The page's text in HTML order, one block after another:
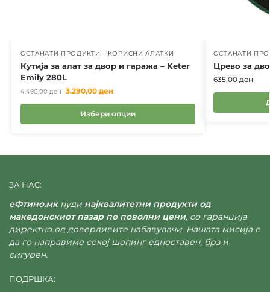
ОСТАНАТИ ПРОДУКТИ - КОРИСНИ АЛАТКИ
Кутија за алат за двор и гаража – Keter
Emily 280L
4.490,00ден 3.290,00 ден
Избери опции
ОСТАНАТИ
Црево за
635,00 ден
ЗА НАС:
еФтино.мкнуди најквалитетни продукти од
македонскиот пазар по поволни цени, со гаранција
директно од доверливите набавувачи. Нашата мисија е
да го направиме секој шопинг едноставен, брз и
сигурен.
ПОДРШКА: